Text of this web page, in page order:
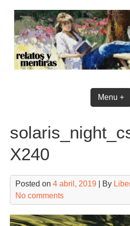
content
Menu +
X240
Posted on 4 abril, 2019 | By
No comments